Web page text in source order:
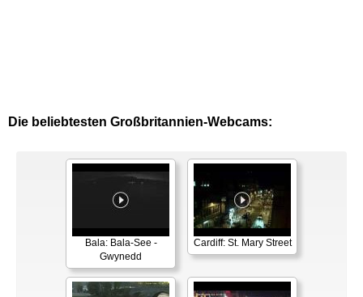
Die beliebtesten Großbritannien-Webcams:
Bala: Bala-See -
Gwynedd
Cardiff: St. Mary Street